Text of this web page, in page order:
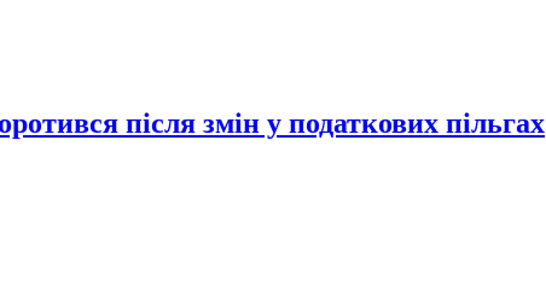
після змін у податкових пільгах